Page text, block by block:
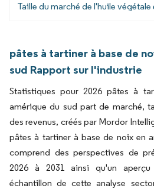
Taille du marché de l'huile
pâtes à tartiner à base de
sud Rapport sur l'industrie
Statistiques pour 2026 pâtes à
amérique du sud part de marché,
des revenus, créés par Mordor
pâtes à tartiner à base de noix en
comprend des perspectives de
2026 à 2031 ainsi qu'un
échantillon de cette analyse